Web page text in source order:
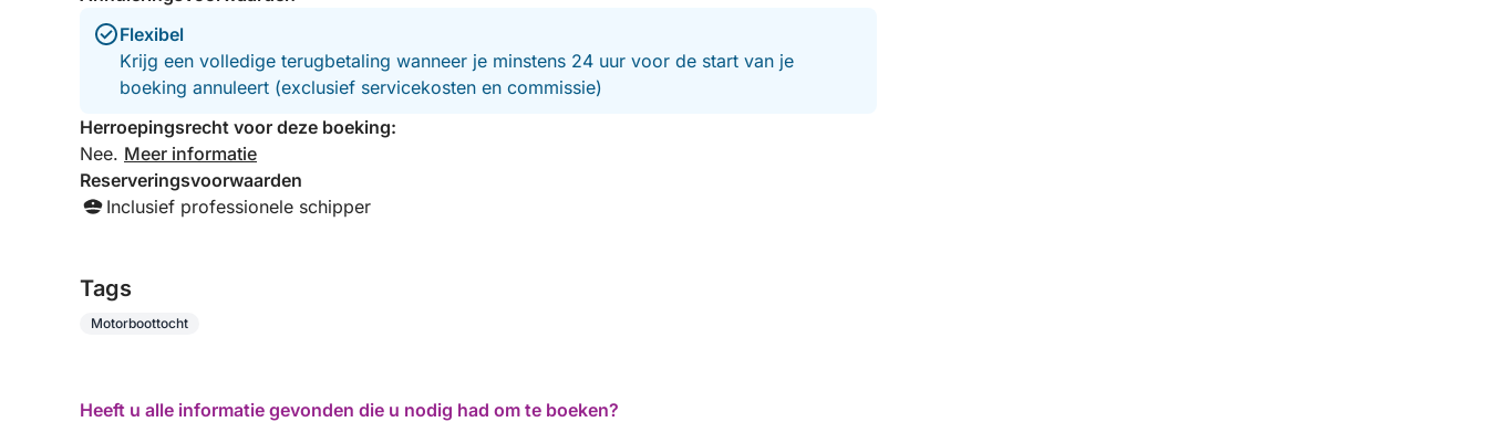
Flexibel
Krijg een volledige terugbetaling wanneer je minstens 24 uur voor de start van je
boeking annuleert (exclusief servicekosten en commissie)
Herroepingsrecht voor deze boeking:
Nee. Meer informatie
Reserveringsvoorwaarden
Inclusief professionele schipper
Tags
Motorboottocht
Heeft u alle informatie gevonden die u nodig had om te boeken?